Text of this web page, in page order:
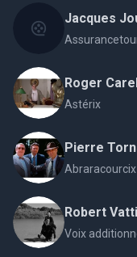
Jacques
Roger Carel
Astérix
Pierre
Robert
Voix